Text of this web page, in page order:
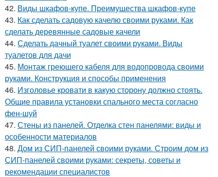
42. Виды шкафов-купе. Преимущества шкафов-купе
43. Как сделать садовую качелю своими руками. Как
сделать деревянные садовые качели
44. Сделать дачный туалет своими руками. Виды
туалетов для дачи
45. Монтаж греющего кабеля для водопровода своими
руками. Конструкция и способы применения
46. Изголовье кровати в какую сторону должно стоять.
Общие правила установки спального места согласно
фен-шуй
47. Стены из панелей. Отделка стен панелями: виды и
особенности материалов
48. Дом из СИП-панелей своими руками. Строим дом из
СИП-панелей своими руками: секреты, советы и
рекомендации специалистов